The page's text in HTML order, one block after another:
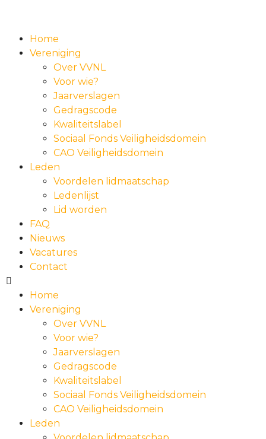
Home
Vereniging
Over VVNL
Voor wie?
Jaarverslagen
Gedragscode
Kwaliteitslabel
Sociaal Fonds Veiligheidsdomein
CAO Veiligheidsdomein
Leden
Voordelen lidmaatschap
Ledenlijst
Lid worden
FAQ
Nieuws
Vacatures
Contact
Home
Vereniging
Over VVNL
Voor wie?
Jaarverslagen
Gedragscode
Kwaliteitslabel
Sociaal Fonds Veiligheidsdomein
CAO Veiligheidsdomein
Leden